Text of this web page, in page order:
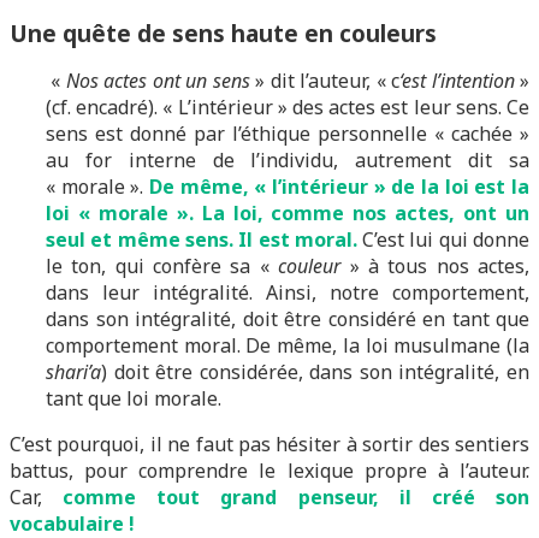
Une quête de sens haute en couleurs
« Nos actes ont un sens» dit l’auteur, « c‘est l’intention»
(cf. encadré). « L’intérieur » des actes est leur sens. Ce
sens est donné par l’éthique personnelle « cachée »
au for interne de l’individu, autrement dit sa
« morale ». De même, « l’intérieur » de la loi est la
loi « morale ». La loi, comme nos actes, ont un
seul et même sens. Il est moral.C’est lui qui donne
le ton, qui confère sa «couleur» à tous nos actes,
dans leur intégralité. Ainsi, notre comportement,
dans son intégralité, doit être considéré en tant que
comportement moral. De même, la loi musulmane (la
shari’a) doit être considérée, dans son intégralité, en
tant que loi morale.
C’est pourquoi, il ne faut pas hésiter à sortir des sentiers
battus, pour comprendre le lexique propre à l’auteur.
Car, comme tout grand penseur, il créé son
vocabulaire !